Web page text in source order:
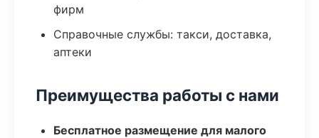
фирм
Справочные службы: такси, доставка,
аптеки
Преимущества работы с нами
Бесплатное размещение для малого